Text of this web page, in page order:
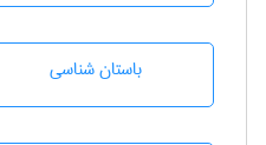
باستان شناسی